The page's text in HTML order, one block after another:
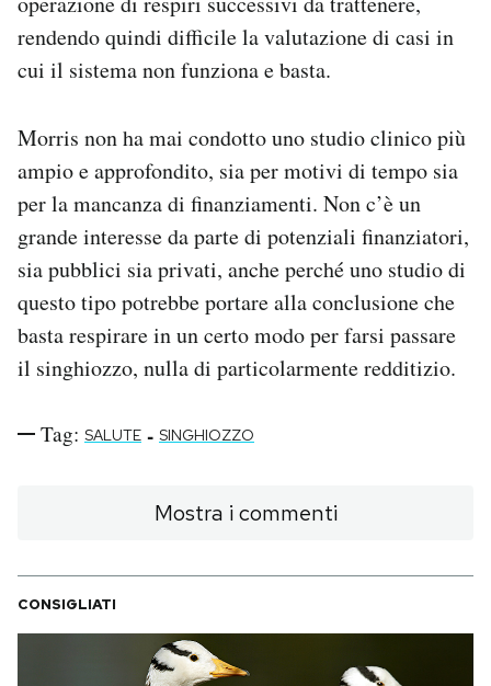
rendendo quindi difficile la valutazione di casi in
cui il sistema non funziona e basta.
Morris non ha mai condotto uno studio clinico più
ampio e approfondito, sia per motivi di tempo sia
per la mancanza di finanziamenti. Non c’è un
grande interesse da parte di potenziali finanziatori,
sia pubblici sia privati, anche perché uno studio di
questo tipo potrebbe portare alla conclusione che
basta respirare in un certo modo per farsi passare
il singhiozzo, nulla di particolarmente redditizio.
Tag: SALUTE - SINGHIOZZO
Mostra i commenti
CONSIGLIATI